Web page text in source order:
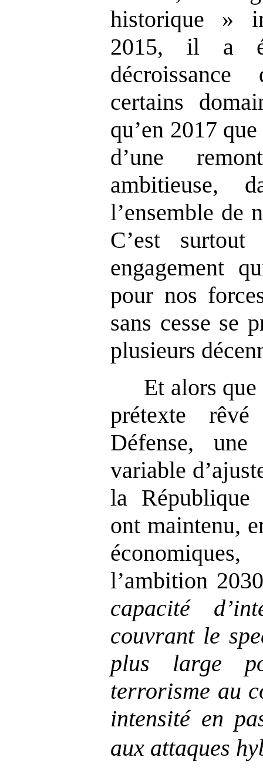
historique »
2015, il a
certains
qu’en 2017
d’une
ambitieuse,
l’ensemble de
C’est
engagement
pour nos
sans cesse se
plusieurs
Et alors
prétexte
Défense,
variable
la République
ont maintenu,
l’ambition
capacité
couvrant le
plus large
terrorisme au
intensité en
aux attaques